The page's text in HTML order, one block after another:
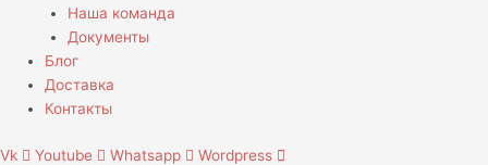
Наша команда
Документы
Блог
Доставка
Контакты
Vk Youtube Whatsapp
Wordpress